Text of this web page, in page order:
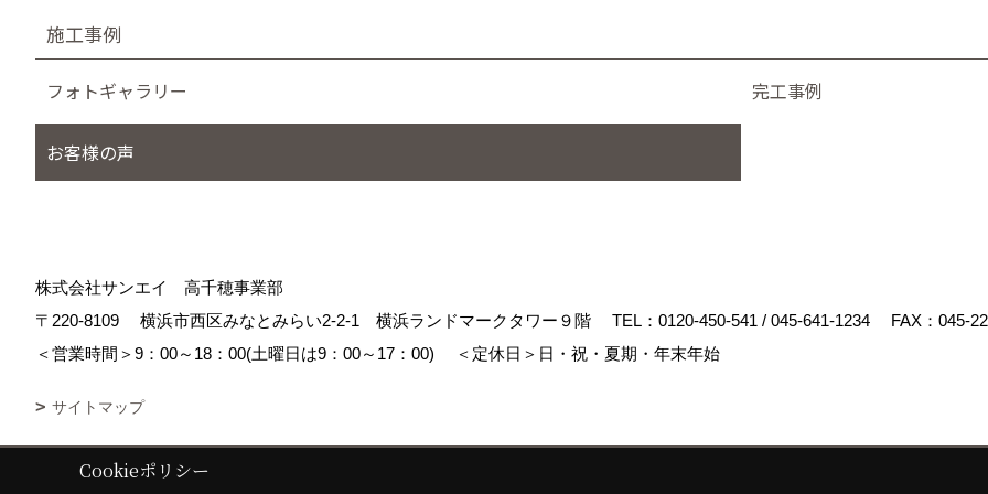
施工事例
フォトギャラリー 完工事例
お客様の声
株式会社サンエイ 高千穂事業部
〒220-8109
横浜市西区みなとみらい2-2-1 横浜ランドマークタワー９階 TEL： 0120-450-541 / 045-641-1234
FAX：045-
＜営業時間＞9：00～18：00(土曜日は9：00～17：00)
＜定休日＞日・祝・夏期・年末年始
サイトマップ
Copyright (c) Sanei corp. All Rights Reserved.
Cookieポリシー